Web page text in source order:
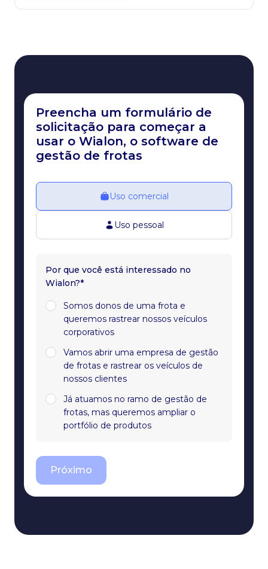
Preencha um formulário de
solicitação para começar a
usar o Wialon, o software de
gestão de frotas
Uso comercial
Uso pessoal
Por que você está interessado no
Wialon?*
Somos donos de uma frota e
queremos rastrear nossos veículos
corporativos
Vamos abrir uma empresa de gestão
de frotas e rastrear os veículos de
nossos clientes
Já atuamos no ramo de gestão de
frotas, mas queremos ampliar o
portfólio de produtos
Próximo